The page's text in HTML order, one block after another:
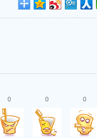
0 0 0